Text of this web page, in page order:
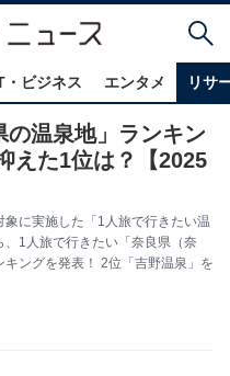
・ビジネス エンタメ リサ
の温泉地」ランキン
えた1位は？【2025
に実施した「1人旅で行きたい温
1人旅で行きたい「奈良県（奈
ングを発表！ 2位「吉野温泉」を